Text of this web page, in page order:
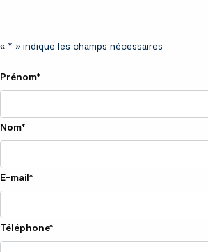
« * » indique les champs nécessaires
Prénom*
Nom*
E-mail*
Téléphone*